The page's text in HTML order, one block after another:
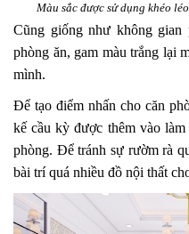
Màu sắc được sử dụng khéo
Cũng giống như không
phòng ăn, gam màu trắng lại
mình.
Để tạo điểm nhấn cho căn
kế cầu kỳ được thêm vào
phòng. Để tránh sự rườm rà
bài trí quá nhiều đồ nội thất